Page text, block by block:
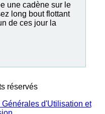
une cadène sur le
long bout flottant
de ces jour la
réservés
d'Utilisation et